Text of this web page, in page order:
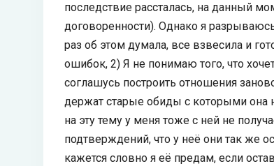
последствие рассталась, на данный
договоренности). Однако я
раз об этом думала, все взвесила и
ошибок, 2) Я не понимаю того, что
соглашусь построить отношения
держат старые обиды с которыми она
на эту тему у меня тоже с ней не
подтверждений, что у неё они так же
кажется словно я её предам, если